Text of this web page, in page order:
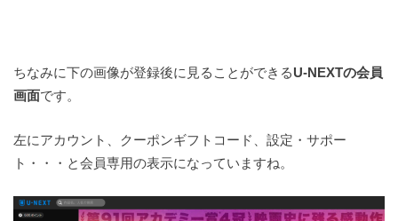
ちなみに下の画像が登録後に見ることができるU-NEXTの会員
画面です。
左にアカウント、クーポンギフトコード、設定・サポー
ト・・・と会員専用の表示になっていますね。